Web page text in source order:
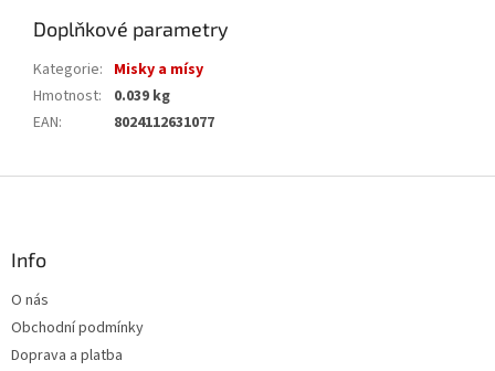
Doplňkové parametry
Kategorie: Misky a mísy
Hmotnost:
0.039 kg
EAN: 8024112631077
Info
O nás
Obchodní podmínky
Doprava a platba